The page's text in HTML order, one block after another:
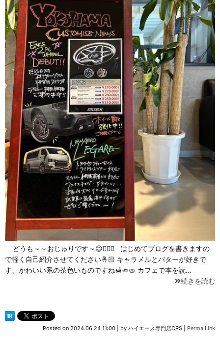
どうも～～おじゅりです～😉🙇🏻‍♀️ はじめてブログを書きますの
で軽く自己紹介させてください🤞🏻 キャラメルとバターが好きで
す、かわいい系の茶色いものですね🍯🧈🥨 カフェで本を読…
続きを読む
Posted on 2024.06.24 11:00 by ハイエース専門店CRS Perma Link